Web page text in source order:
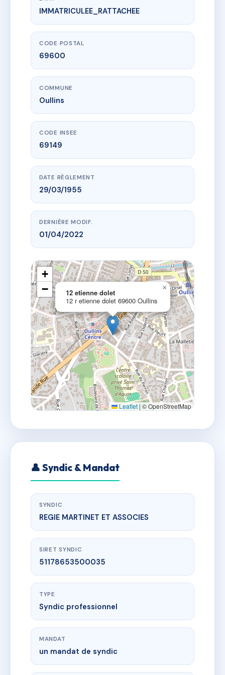
www.vme.plus/AC9368150
12 etienne dolet
12 r etienne dolet
IMMATRICULEE_RATTACHEE
CODE POSTAL
69600
COMMUNE
Oullins
CODE INSEE
69149
DATE RÈGLEMENT
29/03/1955
DERNIÈRE MODIF.
01/04/2022
12 etienne dolet
12 r etienne dolet 69600 Oullins
×
+
−
Leaflet | © OpenStreetMap
👤 Syndic & Mandat
SYNDIC
REGIE MARTINET ET ASSOCIES
SIRET SYNDIC
51178653500035
TYPE
Syndic professionnel
MANDAT
un mandat de syndic